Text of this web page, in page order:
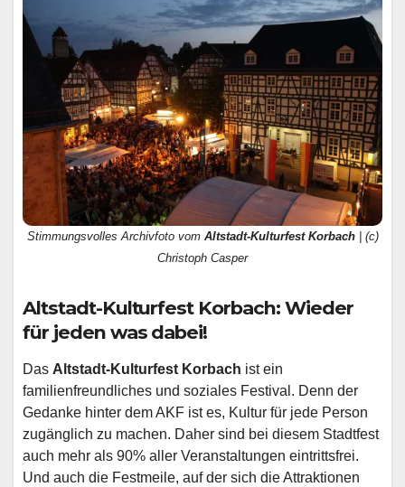
Stimmungsvolles Archivfoto vom Altstadt-Kulturfest Korbach| (c)
Christoph Casper
Altstadt-Kulturfest Korbach: Wieder
für jeden was dabei!
Das Altstadt-Kulturfest Korbach ist ein
familienfreundliches und soziales Festival. Denn der
Gedanke hinter dem AKF ist es, Kultur für jede Person
zugänglich zu machen. Daher sind bei diesem Stadtfest
auch mehr als 90% aller Veranstaltungen eintrittsfrei.
Und auch die Festmeile, auf der sich die Attraktionen